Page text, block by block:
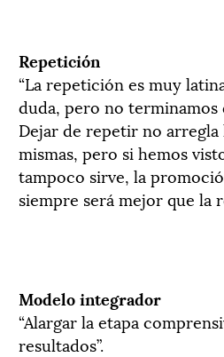
Repetición
“La repetición es muy
duda, pero no terminamos
Dejar de repetir no arregla
mismas, pero si hemos
tampoco sirve, la
siempre será mejor que la
Modelo integrador
“Alargar la etapa
resultados”.